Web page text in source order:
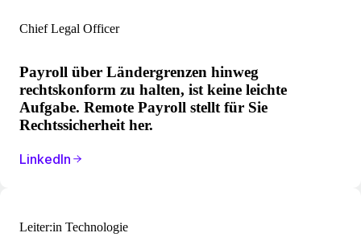
Chief Legal Officer
Payroll über Ländergrenzen hinweg
rechtskonform zu halten, ist keine leichte
Aufgabe. Remote Payroll stellt für Sie
Rechtssicherheit her.
LinkedIn
Leiter:in Technologie